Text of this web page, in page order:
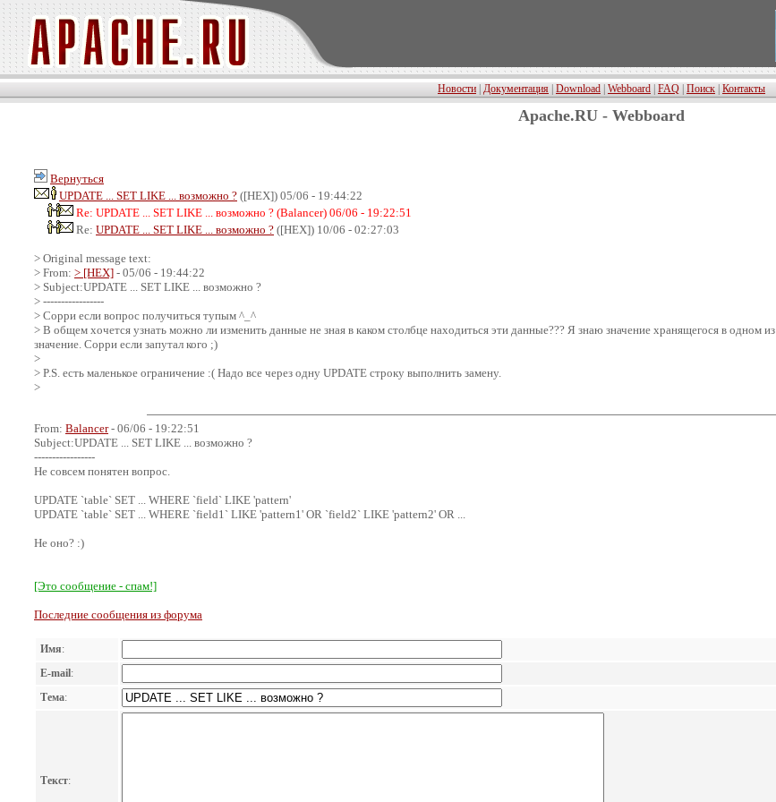
Новости Документация Download Webboard FAQ Поиск Контакты
Apache.RU - Webboard
Вернуться
UPDATE ... SET LIKE ... возможно ? ([HEX]) 05/06 - 19:44:22
Re: UPDATE ... SET LIKE ... возможно ? (Balancer) 06/06 - 19:22:51
Re: UPDATE ... SET LIKE ... возможно ? ([HEX]) 10/06 - 02:27:03
> Original message text:
> From: > [HEX] - 05/06 - 19:44:22
> Subject:UPDATE ... SET LIKE ... возможно ?
> -----------------
> Сорри если вопрос получиться тупым ^_^
> В общем хочется узнать можно ли изменить данные не зная в каком столбце находиться эти данные??? Я знаю значение хранящегося в одном
значение. Сорри если запутал кого ;)
>
> P.S. есть маленькое ограничение :( Надо все через одну UPDATE строку выполнить замену.
>
From: Balancer- 06/06 - 19:22:51
Subject:UPDATE ... SET LIKE ... возможно ?
-----------------
Не совсем понятен вопрос.
UPDATE `table` SET ... WHERE `field` LIKE 'pattern'
UPDATE `table` SET ... WHERE `field1` LIKE 'pattern1' OR `field2` LIKE 'pattern2' OR ...
Не оно? :)
[Это сообщение - спам!]
Последние сообщения из форума
Имя:
E-mail:
Тема:
Текст: